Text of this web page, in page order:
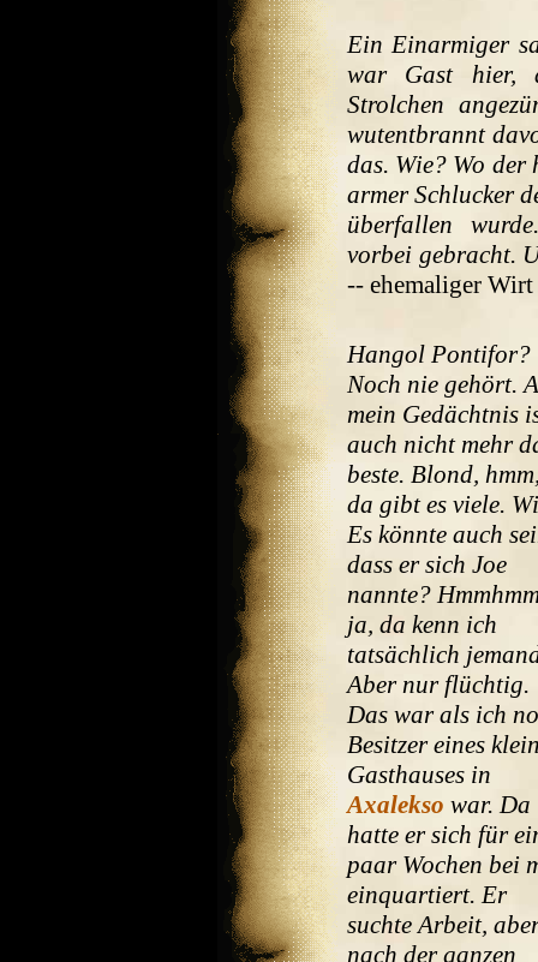
Ein Einarmiger
war Gast hier,
Strolchen
wutentbrannt
das. Wie? Wo
armer Schlucker
überfallen
vorbei gebracht.
-- ehemaliger Wirt
Hangol Pontifor?
Noch nie gehört.
mein Gedächtnis
auch nicht mehr
beste. Blond,
da gibt es viele.
Es könnte auch
dass er sich Joe
nannte?
ja, da kenn ich
tatsächlich
Aber nur flüchtig.
Das war als ich
Besitzer eines
Gasthauses in
Axalekso war. Da
hatte er sich für
paar Wochen bei
einquartiert. Er
suchte Arbeit,
nach der ganzen